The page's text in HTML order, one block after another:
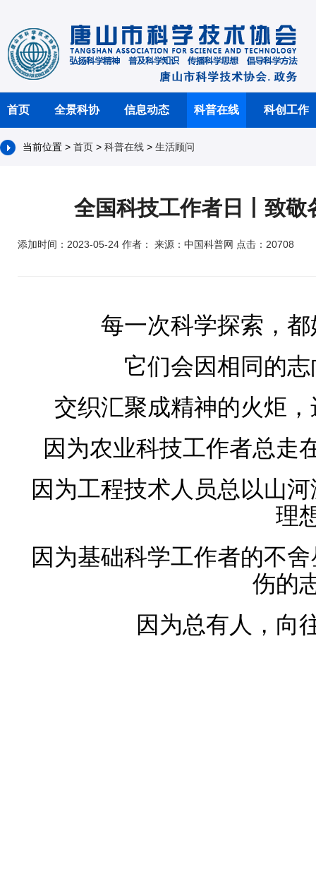
首页 全景科协 信息动态 科普在线 科创工作
当前位置 > 首页 > 科普在线 > 生活顾问
全国科技工作者日丨致
添加时间：2023-05-24 作者： 来源：中国科普网 点击：20708
每一次科学探索，
它们会因相同的
交织汇聚成精神的火炬
因为农业科技工作者总走
因为工程技术人员总以山
理
因为基础科学工作者的不
伤的
因为总有人，向